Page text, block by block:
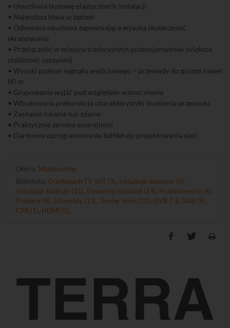
• Umożliwia budowę elastycznych instalacji
• Najwyższa klasa urządzeń
• Odlewana obudowa zapewniająca wysoką skuteczność
ekranowania
• Przełączniki w miejscu tradycyjnych potencjometrów (większa
stabilność ustawień)
• Wysoki poziom sygnału wyjściowego – przewody do gniazd nawet
80 m
• Grupowanie wyjść pod względem wzmocnienia
• Wbudowana prekorekcja charakterystyki tłumienia przewodu
• Zasilanie lokalne lub zdalne
• Praktycznie zerowa awaryjność
• Darmowe oprogramowanie SatNet do projektowania sieci
Oferta: Multiswitche
Biblioteka: O antenach TV-SAT (3) Instalacje domowe (5)
Instalacje zbiorcze (16) Elementy instalacji (14) Projektowanie (4)
Pomiary (4) Schematy (13) Trochę teorii (12) DVB-T & DAB (9)
CPR (1) HDMI (3)